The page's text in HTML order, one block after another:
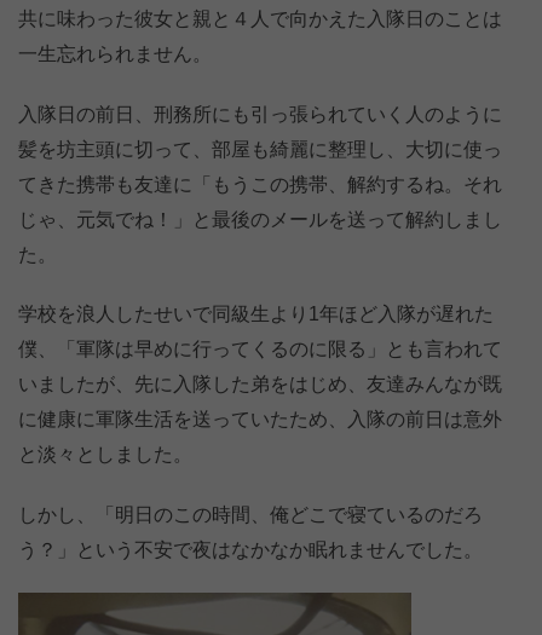
共に味わった彼女と親と４人で向かえた入隊日のことは
一生忘れられません。
入隊日の前日、刑務所にも引っ張られていく人のように
髪を坊主頭に切って、部屋も綺麗に整理し、大切に使っ
てきた携帯も友達に「もうこの携帯、解約するね。それ
じゃ、元気でね！」と最後のメールを送って解約しまし
た。
学校を浪人したせいで同級生より1年ほど入隊が遅れた
僕、「軍隊は早めに行ってくるのに限る」とも言われて
いましたが、先に入隊した弟をはじめ、友達みんなが既
に健康に軍隊生活を送っていたため、入隊の前日は意外
と淡々としました。
しかし、「明日のこの時間、俺どこで寝ているのだろ
う？」という不安で夜はなかなか眠れませんでした。